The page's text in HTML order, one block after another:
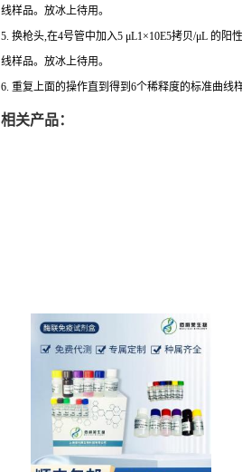
线样品。放冰上待用。
5. 换枪头,在4号管中加入5 μL1×10E5拷贝/μL 的阳
线样品。放冰上待用。
6. 重复上面的操作直到得到6个稀释度的标准曲线
相关产品：